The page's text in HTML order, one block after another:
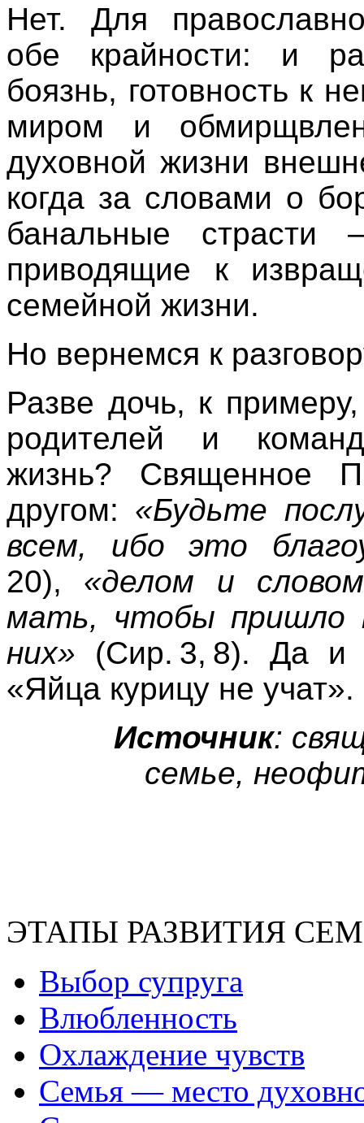
Нет. Для
обе крайности: и
боязнь, готовность к
миром и
духовной жизни
когда за словами о
банальные страсти
приводящие к
семейной жизни.
Но вернемся к
Разве дочь, к
родителей и
жизнь? Священное
другом: «Будьте
всем, ибо это
20), «делом и
мать, чтобы пришло
них» (Сир. 3, 8). Да и
«Яйца курицу не учат».
Источник:
семье,
ЭТАПЫ РАЗВИТИЯ
Выбор супруга
Влюбленность
Охлаждение чувств
Семья — место